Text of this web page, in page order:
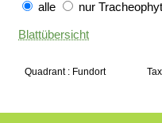
alle
nur
Blattübersicht
Quadrant : Fundort